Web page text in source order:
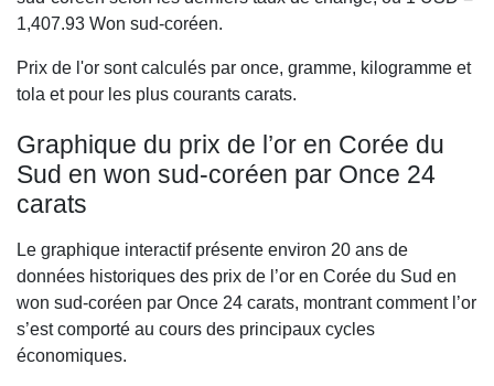
1,407.93 Won sud-coréen.
Prix de l'or sont calculés par once, gramme, kilogramme et
tola et pour les plus courants carats.
Graphique du prix de l’or en Corée du
Sud en won sud-coréen par Once 24
carats
Le graphique interactif présente environ 20 ans de
données historiques des prix de l’or en Corée du Sud en
won sud-coréen par Once 24 carats, montrant comment l’or
s’est comporté au cours des principaux cycles
économiques.